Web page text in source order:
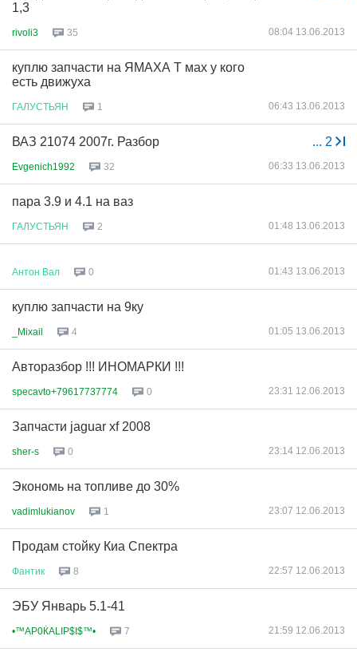
1,3
rivoli3 35 08:04 13.06.2013
куплю запчасти на ЯМАХА Т мах у кого
есть движуха
ГАЛУСТЬЯН 1 06:43 13.06.2013
... 2
ВАЗ 21074 2007г. Разбор
Evgenich1992 32 06:33 13.06.2013
пара 3.9 и 4.1 на ваз
ГАЛУСТЬЯН 2 01:48 13.06.2013
Антон Вал 0 01:43 13.06.2013
куплю запчасти на 9ку
_Mixail 4 01:05 13.06.2013
Авторазбор !!! ИНОМАРКИ !!!
specavto+79617737774 0 23:31 12.06.2013
Запчасти jaguar xf 2008
sher-s 0 23:14 12.06.2013
Экономь на топливе до 30%
vadimlukianov 1 23:07 12.06.2013
Продам стойку Киа Спектра
Фантик 8 22:57 12.06.2013
ЭБУ Январь 5.1-41
•™AP0ЌALIP$I$™• 7 21:59 12.06.2013